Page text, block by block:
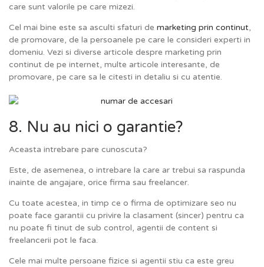
care sunt valorile pe care mizezi.
Cel mai bine este sa asculti sfaturi de marketing prin continut,
de promovare, de la persoanele pe care le consideri experti in
domeniu. Vezi si diverse articole despre marketing prin
continut de pe internet, multe articole interesante, de
promovare, pe care sa le citesti in detaliu si cu atentie.
8. Nu au nici o garantie?
Aceasta intrebare pare cunoscuta?
Este, de asemenea, o intrebare la care ar trebui sa raspunda
inainte de angajare, orice firma sau freelancer.
Cu toate acestea, in timp ce o firma de optimizare seo nu
poate face garantii cu privire la clasament (sincer) pentru ca
nu poate fi tinut de sub control, agentii de content si
freelancerii pot le faca.
Cele mai multe persoane fizice si agentii stiu ca este greu